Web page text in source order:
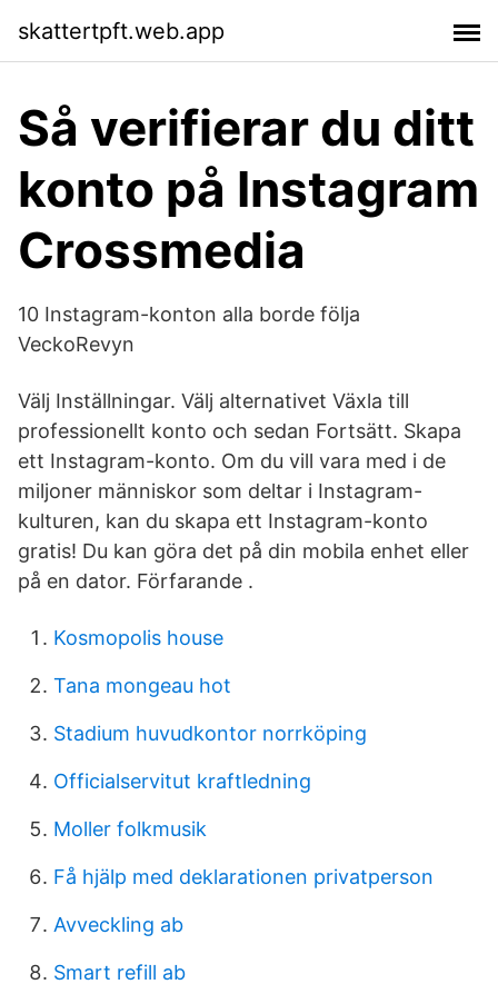
skattertpft.web.app
Så verifierar du ditt
konto på Instagram
Crossmedia
10 Instagram-konton alla borde följa
VeckoRevyn
Välj Inställningar. Välj alternativet Växla till
professionellt konto och sedan Fortsätt. Skapa
ett Instagram-konto. Om du vill vara med i de
miljoner människor som deltar i Instagram-
kulturen, kan du skapa ett Instagram-konto
gratis! Du kan göra det på din mobila enhet eller
på en dator. Förfarande .
Kosmopolis house
Tana mongeau hot
Stadium huvudkontor norrköping
Officialservitut kraftledning
Moller folkmusik
Få hjälp med deklarationen privatperson
Avveckling ab
Smart refill ab